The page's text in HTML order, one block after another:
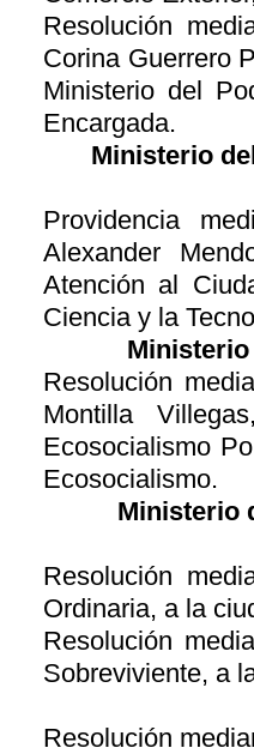
Resolución
Corina Guerrero
Ministerio del
Encargada.
Ministerio
Providencia
Alexander
Atención al
Ciencia y la
Resolución
Montilla
Ecosocialismo
Ecosocialismo.
Ministerio
Resolución
Ordinaria, a la
Resolución
Sobreviviente, a
Resolución